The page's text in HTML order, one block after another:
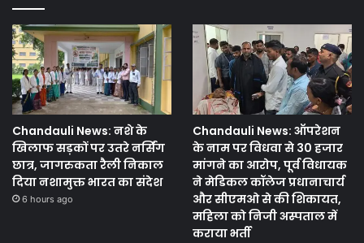
Chandauli News: नशे के
खिलाफ सड़कों पर उतरे नर्सिंग
छात्र, जागरुकता रैली निकाल
दिया नशामुक्त भारत का संदेश
6 hours ago
Chandauli News: ऑपरेशन
के नाम पर विधवा से 30 हजार
मांगने का आरोप, पूर्व विधायक
ने मेडिकल कॉलेज प्रधानाचार्य
और सीएमओ से की शिकायत,
महिला को निजी अस्पताल में
कराया भर्ती